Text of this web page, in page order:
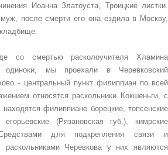
Иоанна Златоуста, Троицкие листки.
после смерти его она ездила в Москву,
со смертью расколоучителя Хламина
одиноки, мы проехали в Черевковский
- центральный пункт филиппиан по всей
относятся раскольники Кокшеньги, с
филиппиане борецкие, топсенские
(Рязановская губ.), кимрские
для подкрепления связи и
раскольниками Черевкова у них являются